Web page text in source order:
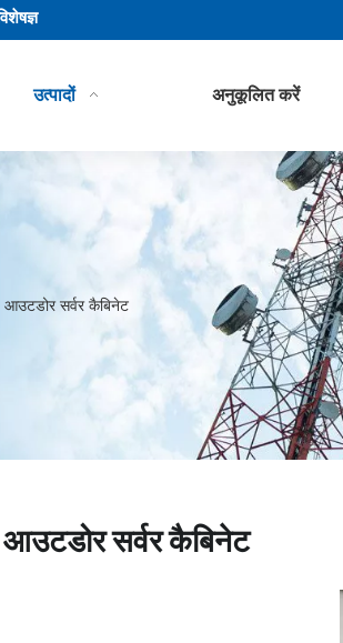
उत्पादों अनुकूलित करें
आउटडोर सर्वर कैबिनेट
आउटडोर सर्वर कैबिनेट